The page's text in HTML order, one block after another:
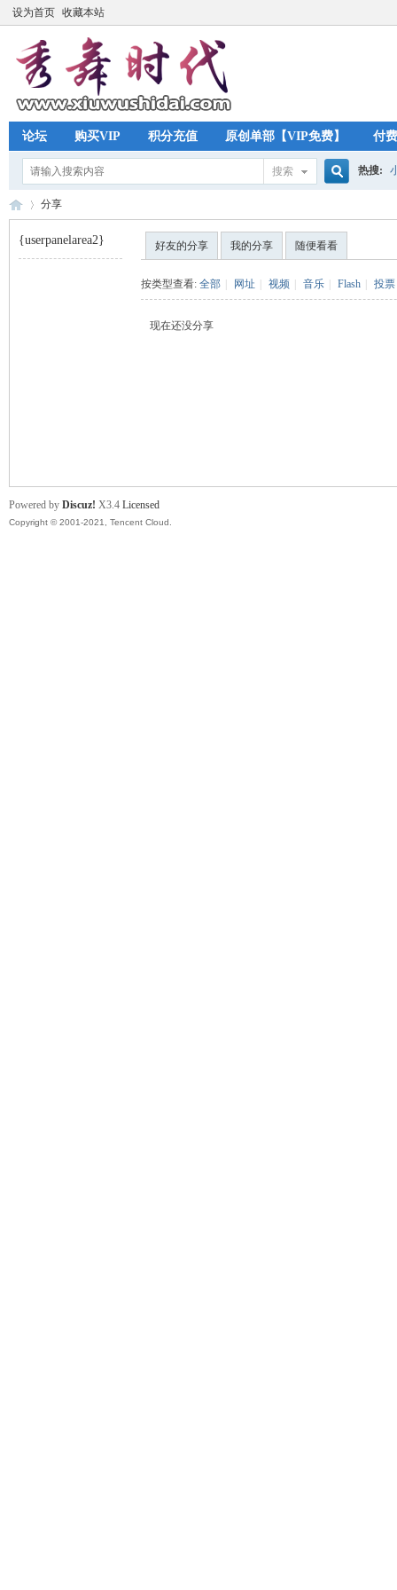
设为首页 收藏本站
论坛 购买VIP 积分充值 原创单部【VIP免费】 付
搜索 热搜:
分享
{userpanelarea2} 好友的分享 我的分享 随便看看
按类型查看: 全部 网址 视频 音乐 Flash 投票
现在还没分享
Powered by Discuz! X3.4 Licensed
Copyright © 2001-2021, Tencent Cloud.